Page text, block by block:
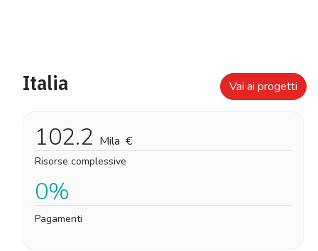
Italia Vai ai progetti
102.2 Mila €
Risorse complessive
0%
Pagamenti